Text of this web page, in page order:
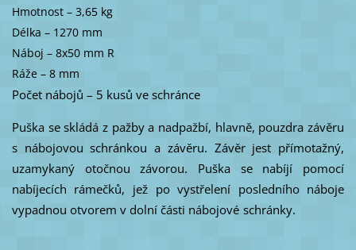
Hmotnost – 3,65 kg
Délka – 1270 mm
Náboj – 8x50 mm R
Ráže – 8 mm
Počet nábojů – 5 kusů ve schránce
Puška se skládá z pažby a nadpažbí, hlavně, pouzdra závěru
s nábojovou schránkou a závěru. Závěr jest přímotažný,
uzamykaný otočnou závorou. Puška se nabíjí pomocí
nabíjecích rámečků, jež po vystřelení posledního náboje
vypadnou otvorem v dolní části nábojové schránky.